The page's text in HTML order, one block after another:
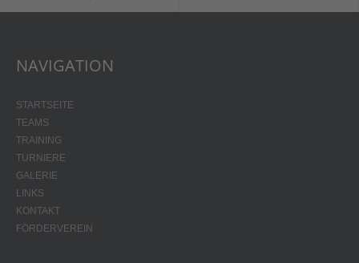
NAVIGATION
STARTSEITE
TEAMS
TRAINING
TURNIERE
GALERIE
LINKS
KONTAKT
FÖRDERVEREIN